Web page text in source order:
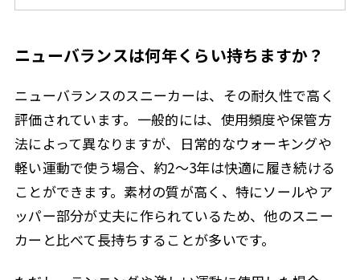
ニューバランスは何年くらい持ちますか？
ニューバランスのスニーカーは、その耐久性で高く
評価されています。一般的には、使用頻度や保管方
法によって異なりますが、日常的なウォーキングや
軽い運動で使う場合、約2〜3年は快適に履き続ける
ことができます。素材の質が高く、特にソールやア
ッパー部分が丈夫に作られているため、他のスニー
カーと比べて長持ちすることが多いです。